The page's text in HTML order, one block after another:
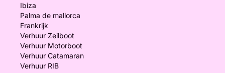
Ibiza
Palma de mallorca
Frankrijk
Verhuur Zeilboot
Verhuur Motorboot
Verhuur Catamaran
Verhuur RIB